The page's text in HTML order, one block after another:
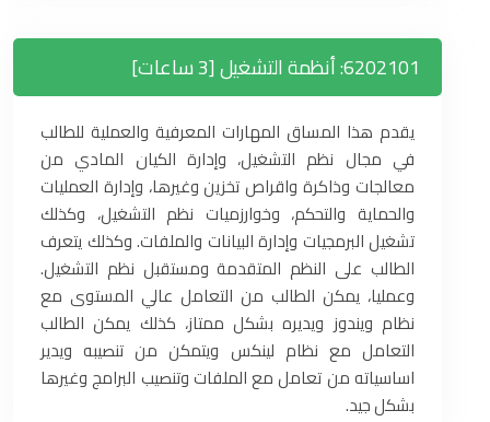
6202101: أنظمة التشغيل [3 ساعات]
يقدم هذا المساق المهارات المعرفية والعملية للطالب
في مجال نظم التشغيل، وإدارة الكيان المادي من
معالجات وذاكرة واقراص تخزين وغيرها، وإدارة العمليات
والحماية والتحكم، وخوارزميات نظم التشغيل، وكذلك
تشغيل البرمجيات وإدارة البيانات والملفات. وكذلك يتعرف
الطالب على النظم المتقدمة ومستقبل نظم التشغيل.
وعمليا، يمكن الطالب من التعامل عالي المستوى مع
نظام ويندوز ويديره بشكل ممتاز، كذلك يمكن الطالب
التعامل مع نظام لينكس ويتمكن من تنصيبه ويدير
اساسياته من تعامل مع الملفات وتنصيب البرامج وغيرها
بشكل جيد.